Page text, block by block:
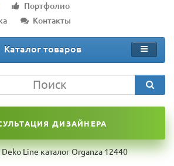
Портфолио
Контакты
Каталог товаров
ДИЗАЙНЕРА
Line каталог Organza 12440